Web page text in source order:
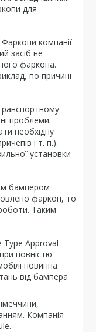
для
компанії
засіб не
фаркопа.
по причині
проблеми.
необхідну
і т. п.).
установки
бампером
фаркоп, то
Таким
Type Approval
повністю
повинна
від бампера
Компанія